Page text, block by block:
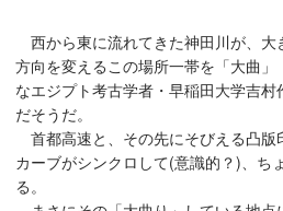
西から東に流れてきた神田川が、大
方向を変えるこの場所一帯を「大曲
なエジプト考古学者・早稲田大学吉
だそうだ。
首都高速と、その先にそびえる凸版
カーブがシンクロして(意識的？)、ち
る。